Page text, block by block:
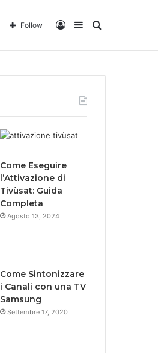
Search
for
Sidebar
Log
In
Follow
Come Eseguire
l’Attivazione di
Tivùsat: Guida
Completa
Agosto 13, 2024
Come Sintonizzare
i Canali con una TV
Samsung
Settembre 17, 2020